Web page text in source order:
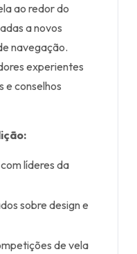
ao redor do
a novos
navegação.
experientes
e conselhos
líderes da
sobre design e
de vela